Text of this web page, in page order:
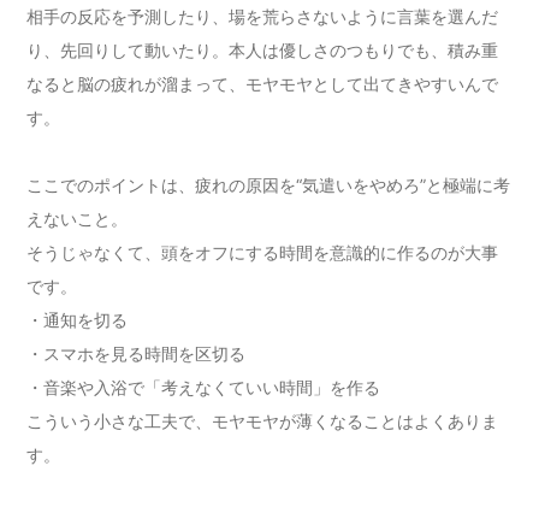
相手の反応を予測したり、場を荒らさないように言葉を選んだ
り、先回りして動いたり。本人は優しさのつもりでも、積み重
なると脳の疲れが溜まって、モヤモヤとして出てきやすいんで
す。
ここでのポイントは、疲れの原因を“気遣いをやめろ”と極端に考
えないこと。
そうじゃなくて、頭をオフにする時間を意識的に作るのが大事
です。
・通知を切る
・スマホを見る時間を区切る
・音楽や入浴で「考えなくていい時間」を作る
こういう小さな工夫で、モヤモヤが薄くなることはよくありま
す。